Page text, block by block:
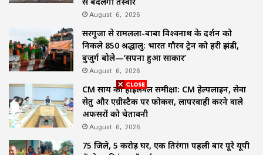
August 6, 2026
सरगुजा से रामलला-बाबा विश्वनाथ के दर्शन को
निकले 850 श्रद्धालु: भारत गौरव ट्रेन को हरी झंडी,
बुजुर्ग बोले—‘सपना हुआ साकार’
August 6, 2026
CM साय की हाईलेवल समीक्षा: CM हेल्पलाइन, सेवा
सेतु और एग्रीस्टैक पर फोकस, लापरवाही करने वाले
अफसरों को चेतावनी
August 6, 2026
75 जिले, 5 करोड़ घर, एक तिरंगा! पहली बार पूरे यूपी